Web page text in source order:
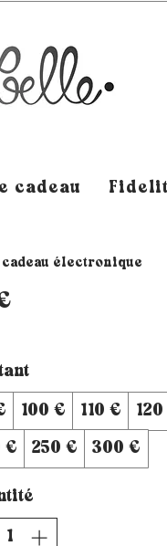
cadeau
cadeau électronique
100 € 110 €
€ 250 € 300 €